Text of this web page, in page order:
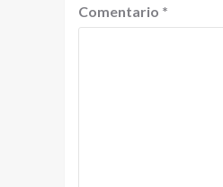
Comentario *